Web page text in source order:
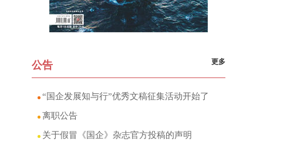
公告 更多
“国企发展知与行”优秀文稿征集活动开始了
离职公告
关于假冒《国企》杂志官方投稿的声明